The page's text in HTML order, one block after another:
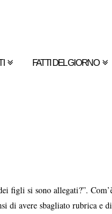
FATTI DEL GIORNO
figli si sono allegati?”.
avere sbagliato rubrica e